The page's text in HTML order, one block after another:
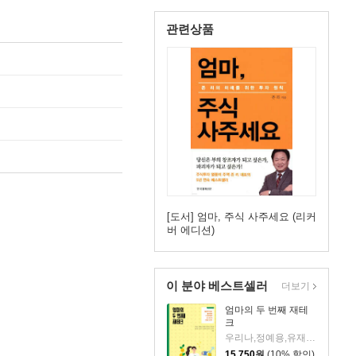
관련상품
[도서] 엄마, 주식 사주세요 (리커
버 에디션)
이 분야 베스트셀러
엄마의 두 번째 재테
크
우리나,정예용,유재숙,양지인,손효영,최미영,조민주,이진현,차미숙,서미숙 저
더보기